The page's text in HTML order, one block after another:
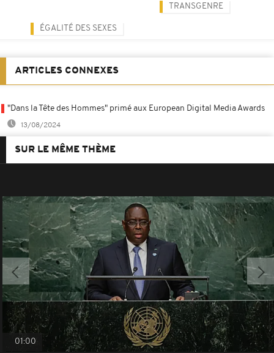
TRANSGENRE
ÉGALITÉ DES SEXES
ARTICLES CONNEXES
"Dans la Tête des Hommes" primé aux European Digital Media Awards
13/08/2024
SUR LE MÊME THÈME
01:00